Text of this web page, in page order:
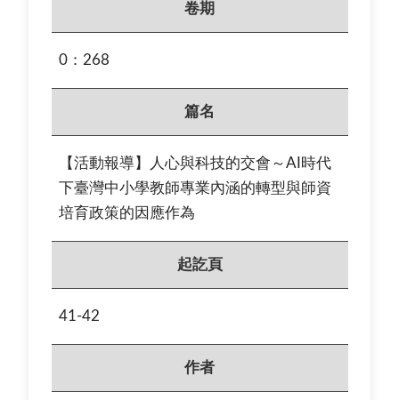
卷期
0：268
篇名
【活動報導】人心與科技的交會～AI時代
下臺灣中小學教師專業內涵的轉型與師資
培育政策的因應作為
起訖頁
41-42
作者